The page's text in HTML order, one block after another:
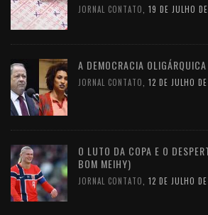
JORNAL CONTATO 19 DE JULHO
A DEMOCRACIA
JORNAL CONTATO 12 DE JULHO
O LUTO DA COPA E O
BOM MEIHY)
JORNAL CONTATO 12 DE JULHO